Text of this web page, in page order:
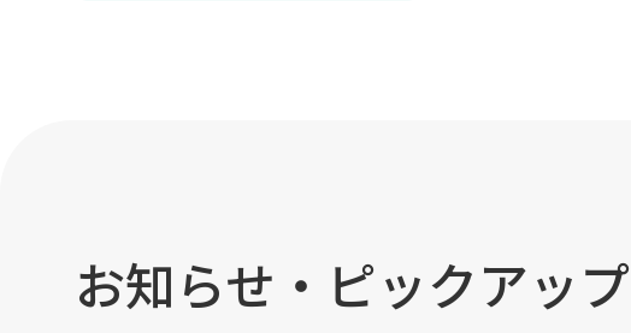
お知らせ・ピックアップ